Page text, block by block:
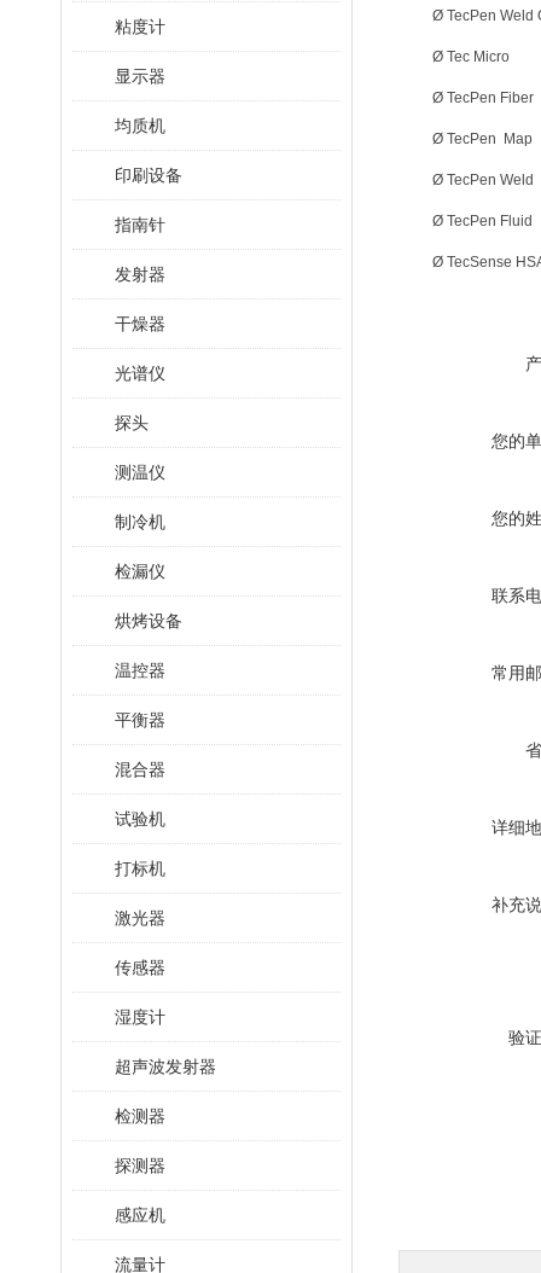
粘度计
显示器
均质机
印刷设备
指南针
发射器
干燥器
光谱仪
探头
测温仪
制冷机
检漏仪
烘烤设备
温控器
平衡器
混合器
试验机
打标机
激光器
传感器
湿度计
超声波发射器
检测器
探测器
感应机
流量计
Ø TecPen Weld
Ø Tec Micro
Ø TecPen Fiber
Ø TecPen Map
Ø TecPen Weld
Ø TecPen Fluid
Ø TecSense
您的
您的
联系
常用
详细
补充
验